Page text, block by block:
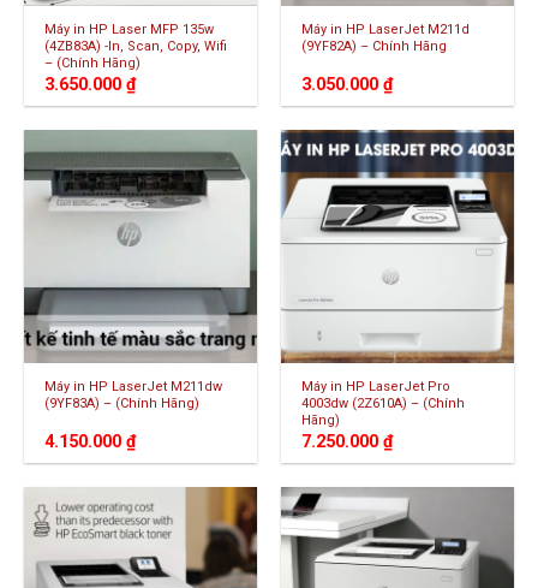
Máy in HP Laser MFP 135w
(4ZB83A) -In, Scan, Copy, Wifi
– (Chính Hãng)
3.650.000₫
Máy in HP LaserJet M211d
(9YF82A) – Chính Hãng
3.050.000₫
Máy in HP LaserJet M211dw
(9YF83A) – (Chính Hãng)
4.150.000₫
Máy in HP LaserJet Pro
4003dw (2Z610A) – (Chính
Hãng)
7.250.000₫